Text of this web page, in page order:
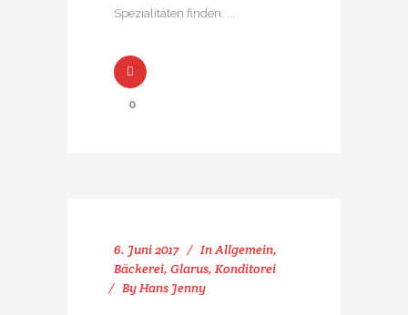
Spezialitäten finden. ...
0
6. Juni 2017 InAllgemein,
Bäckerei, Glarus, Konditorei
ByHans Jenny